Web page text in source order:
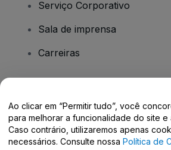
Serviço Corporativo
Sala de imprensa
Carreiras
Centro de Ajuda / Fale
Ao clicar em “Permitir tudo”, você
para melhorar a funcionalidade do site
Caso contrário, utilizaremos apenas
necessários. Consulte nossa Política de